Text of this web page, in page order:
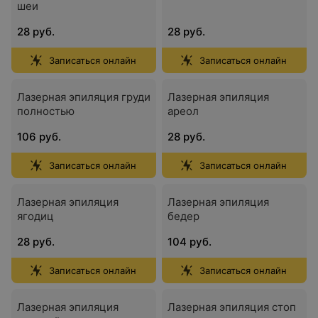
шеи
28 руб.
Записаться онлайн
28 руб.
Записаться онлайн
Лазерная эпиляция груди
полностью
106 руб.
Записаться онлайн
Лазерная эпиляция
ареол
28 руб.
Записаться онлайн
Лазерная эпиляция
ягодиц
28 руб.
Записаться онлайн
Лазерная эпиляция
бедер
104 руб.
Записаться онлайн
Лазерная эпиляция
Лазерная эпиляция стоп